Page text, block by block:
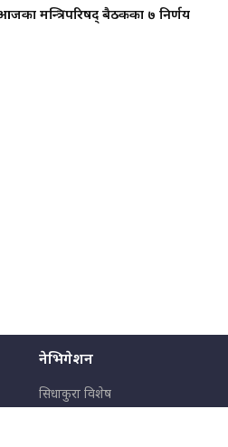
मन्त्रिपरिषद् बैठकका ७ निर्णय
नेभिगेशन
सिधाकुरा विशेष